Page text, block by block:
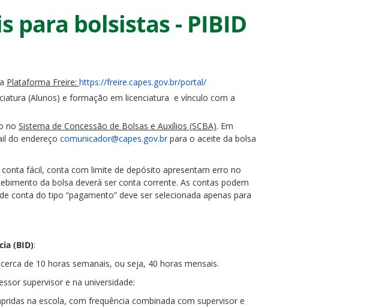
para bolsistas - PIBID
Plataforma Freire: https://freire.capes.gov.br/portal/
(Alunos) e formação em licenciatura e vínculo com a
no Sistema de Concessão de Bolsas e Auxílios (SCBA). Em
do endereço comunicador@capes.gov.brpara o aceite da bolsa
fácil, conta com limite de depósito apresentam erro no
da bolsa deverá ser conta corrente. As contas podem
conta do tipo “pagamento” deve ser selecionada apenas para
(BID):
de 10 horas semanais, ou seja, 40 horas mensais.
supervisor e na universidade:
na escola, com frequência combinada com supervisor e